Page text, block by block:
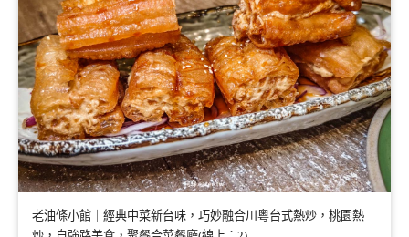
老油條小館｜經典中菜新台味，巧妙融合川粵台式熱炒，桃園熱